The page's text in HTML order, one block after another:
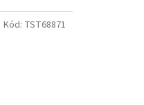
Kód: TST68871